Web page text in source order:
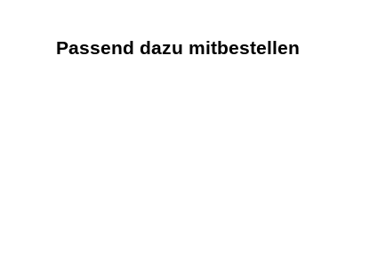
Passend dazu mitbestellen